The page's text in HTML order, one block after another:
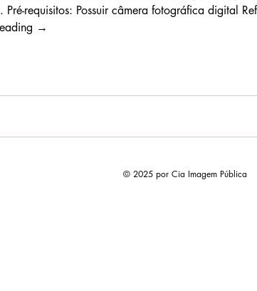
requisitos: Possuir câmera fotográfica digital
→
© 2025 por Cia Imagem Pública